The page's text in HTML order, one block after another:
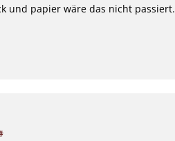
und papier wäre das nicht passiert.